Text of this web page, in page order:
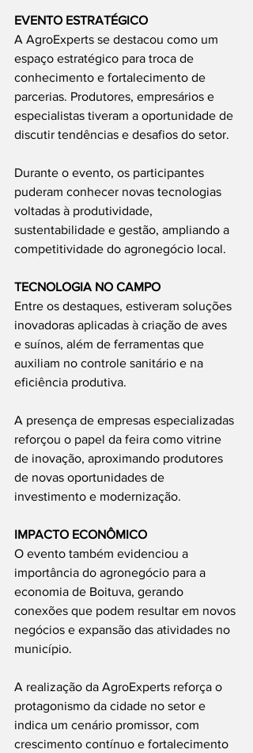
EVENTO ESTRATÉGICO
A AgroExperts se destacou como um
espaço estratégico para troca de
conhecimento e fortalecimento de
parcerias. Produtores, empresários e
especialistas tiveram a oportunidade de
discutir tendências e desafios do setor.
Durante o evento, os participantes
puderam conhecer novas tecnologias
voltadas à produtividade,
sustentabilidade e gestão, ampliando a
competitividade do agronegócio local.
TECNOLOGIA NO CAMPO
Entre os destaques, estiveram soluções
inovadoras aplicadas à criação de aves
e suínos, além de ferramentas que
auxiliam no controle sanitário e na
eficiência produtiva.
A presença de empresas especializadas
reforçou o papel da feira como vitrine
de inovação, aproximando produtores
de novas oportunidades de
investimento e modernização.
IMPACTO ECONÔMICO
O evento também evidenciou a
importância do agronegócio para a
economia de Boituva, gerando
conexões que podem resultar em novos
negócios e expansão das atividades no
município.
A realização da AgroExperts reforça o
protagonismo da cidade no setor e
indica um cenário promissor, com
crescimento contínuo e fortalecimento